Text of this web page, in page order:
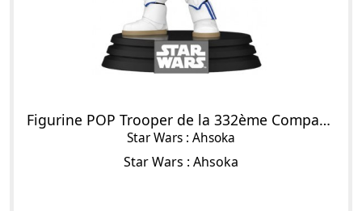
Figurine POP Trooper de la 332ème Compagnie
Star Wars : Ahsoka
Star Wars : Ahsoka